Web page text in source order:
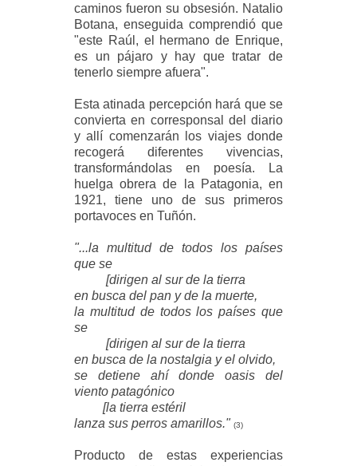
caminos fueron su obsesión. Natalio
Botana, enseguida comprendió que
"este Raúl, el hermano de Enrique,
es un pájaro y hay que tratar de
tenerlo siempre afuera".
Esta atinada percepción hará que se
convierta en corresponsal del diario
y allí comenzarán los viajes donde
recogerá diferentes vivencias,
transformándolas en poesía. La
huelga obrera de la Patagonia, en
1921, tiene uno de sus primeros
portavoces en Tuñón.
"...la multitud de todos los países
que se
[dirigen al sur de la tierra
en busca del pan y de la muerte,
la multitud de todos los países que
se
[dirigen al sur de la tierra
en busca de la nostalgia y el olvido,
se detiene ahí donde oasis del
viento patagónico
[la tierra estéril
lanza sus perros amarillos." (3)
Producto de estas experiencias